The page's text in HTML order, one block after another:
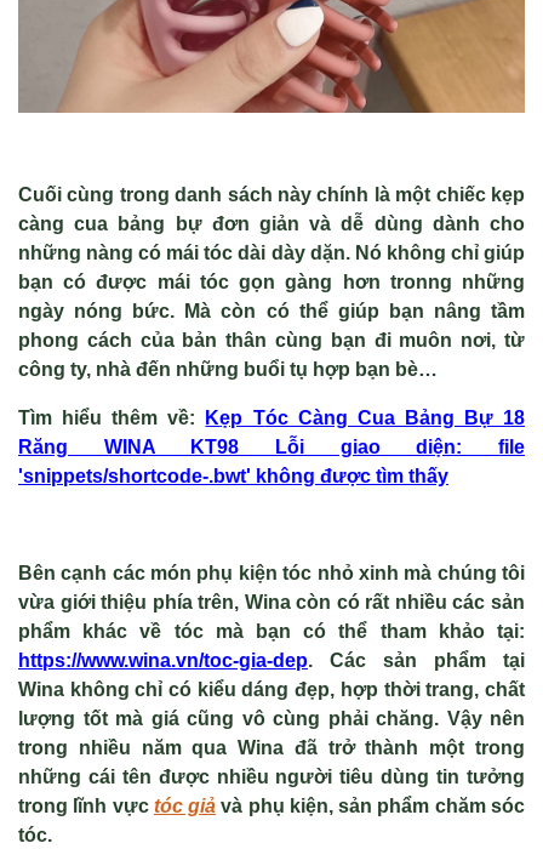
Cuối cùng trong danh sách này chính là một chiếc kẹp
càng cua bảng bự đơn giản và dễ dùng dành cho
những nàng có mái tóc dài dày dặn. Nó không chỉ giúp
bạn có được mái tóc gọn gàng hơn tronng những
ngày nóng bức. Mà còn có thể giúp bạn nâng tầm
phong cách của bản thân cùng bạn đi muôn nơi, từ
công ty, nhà đến những buổi tụ hợp bạn bè…
Tìm hiểu thêm về: Kẹp Tóc Càng Cua Bảng Bự 18
Răng WINA KT98 Lỗi giao diện: file
'snippets/shortcode-.bwt' không được tìm thấy
Bên cạnh các món phụ kiện tóc nhỏ xinh mà chúng tôi
vừa giới thiệu phía trên, Wina còn có rất nhiều các sản
phẩm khác về tóc mà bạn có thể tham khảo tại:
https://www.wina.vn/toc-gia-dep. Các sản phẩm tại
Wina không chỉ có kiểu dáng đẹp, hợp thời trang, chất
lượng tốt mà giá cũng vô cùng phải chăng. Vậy nên
trong nhiều năm qua Wina đã trở thành một trong
những cái tên được nhiều người tiêu dùng tin tưởng
trong lĩnh vực tóc giả và phụ kiện, sản phẩm chăm sóc
tóc.